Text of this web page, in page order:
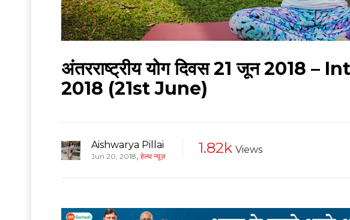
अंतरराष्ट्रीय योग दिवस 21 जून 2018
2018 (21st June)
Aishwarya Pillai
Jun 20, 2018, हेल्थ न्यूज़ 1.82k Views